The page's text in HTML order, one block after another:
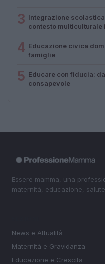
3 Integrazione
contesto multiculturale
4 Educazione civica
famiglie
5 Educare con fiducia:
consapevole
Essere mamma, una
maternità, educazione,
News e Attualità
Maternità e Gravidanza
Educazione e Crescita